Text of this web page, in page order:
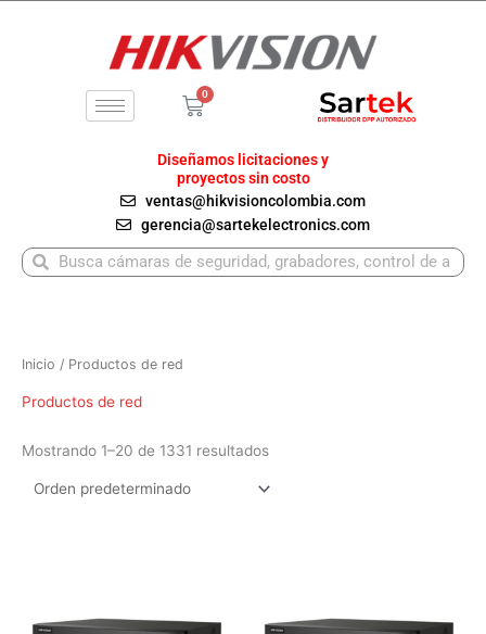
0
Carrito
Diseñamos licitaciones y
proyectos sin costo
ventas@hikvisioncolombia.com
gerencia@sartekelectronics.com
BuscarBuscar
Inicio / Productos de red
Productos de red
Mostrando 1–20 de 1331 resultados